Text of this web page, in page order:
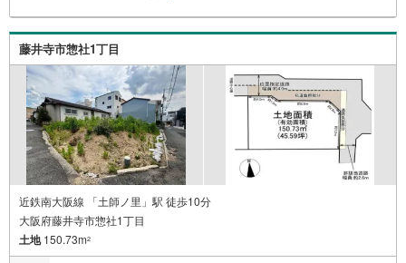
です。不動産購入や住宅ローンについては、ハウスフリー
ダムにお任せ下さい。（ご来店の際は、店舗に駐車場を完
備しております！）
藤井寺市惣社1丁目
近鉄南大阪線 「土師ノ里」駅 徒歩10分
大阪府藤井寺市惣社1丁目
土地150.73m2